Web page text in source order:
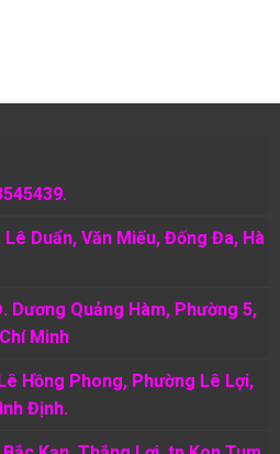
Duẩn, Văn Miếu, Đống Đa, Hà
Dương Quảng Hàm, Phường 5,
Minh
Hồng Phong, Phường Lê Lợi,
Định.